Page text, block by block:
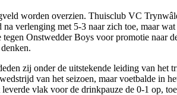
worden overzien. Thuisclub VC
verlenging met 5-3 naar zich toe, maar
Onstwedder Boys voor promotie
zij onder de uitstekende leiding van
van het seizoen, maar voetbalde in
vlak voor de drinkpauze de 0-1 op,